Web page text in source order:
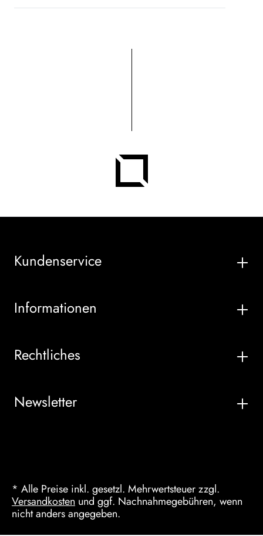
Kundenservice
Informationen
Rechtliches
Newsletter
* Alle Preise inkl. gesetzl. Mehrwertsteuer zzgl.
Versandkosten und ggf. Nachnahmegebühren, wenn
nicht anders angegeben.